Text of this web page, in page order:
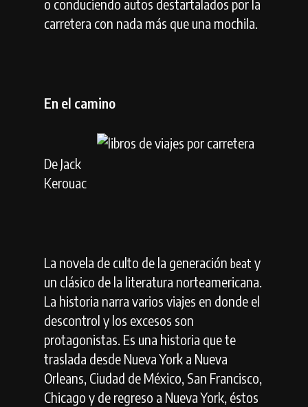
o conduciendo autos destartalados por la
carretera con nada más que una mochila.
En el camino
De Jack
Kerouac
La novela de culto de la generación beat y
un clásico de la literatura norteamericana.
La historia narra varios viajes en donde el
descontrol y los excesos son
protagonistas. Es una historia que te
traslada desde Nueva York a Nueva
Orleans, Ciudad de México, San Francisco,
Chicago y de regreso a Nueva York, éstos